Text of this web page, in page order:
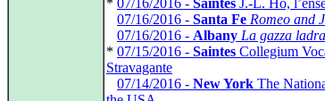
* 07/16/2016 - Saintes J.-L. Ho,
07/16/2016 - Santa Fe Romeo and
07/16/2016 - Albany La gazza ladra
* 07/15/2016 - Saintes Collegium
Stravagante
07/14/2016 - New York The